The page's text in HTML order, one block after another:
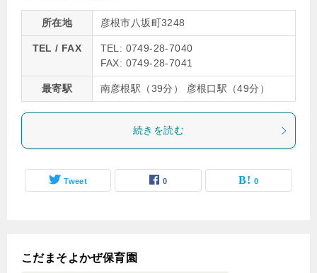
所在地 彦根市八坂町3248
TEL / FAX
TEL: 0749-28-7040
FAX: 0749-28-7041
最寄駅 南彦根駅（39分） 彦根口駅（49分）
続きを読む
Tweet 0 0
こだまそよかぜ保育園